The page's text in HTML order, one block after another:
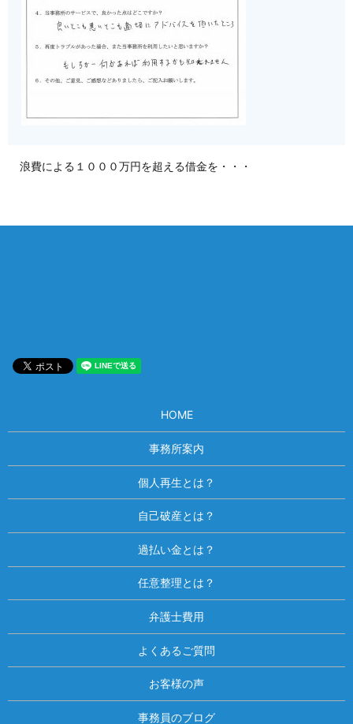
浪費による１０００万円を超える借金を・・・
HOME
事務所案内
個人再生とは？
自己破産とは？
過払い金とは？
任意整理とは？
弁護士費用
よくあるご質問
お客様の声
事務員のブログ